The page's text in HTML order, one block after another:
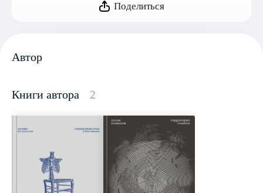
Поделиться
Автор
Книги автора 2